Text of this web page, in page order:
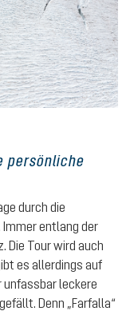
persönliche
durch die
entlang der
Die Tour wird auch
es allerdings auf
unfassbar leckere
Denn „Farfalla“